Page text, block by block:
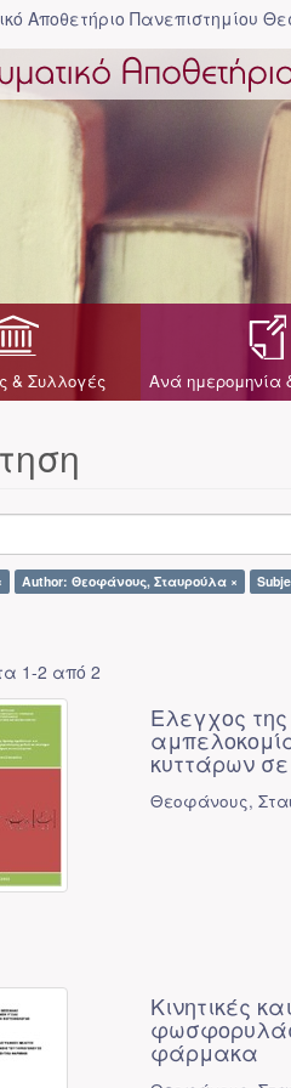
Αποθετήριο Πανεπιστημίου
& Συλλογές Ανά ημερομηνία
Author: Θεοφάνους, Σταυρούλα ×
1-2 από 2
Ελεγχος
κυττάρων
Θεοφάνους,
Κινητικές
φάρμακα